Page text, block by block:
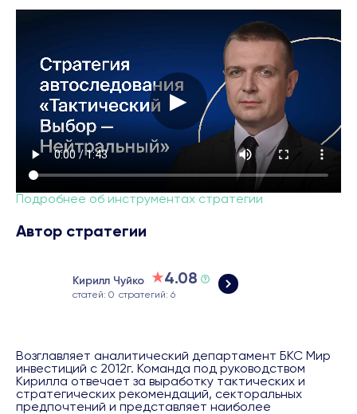
программам для электронных вычислительных машин, используемым для
оказания услуг по инвестиционному консультированию".
▶
Подробнее об инструментах стратегии
Автор стратегии
Кирилл Чуйко 4.08
статей: 0 стратегий: 6
Возглавляет аналитический департамент БКС Мир
инвестиций с 2012г. Команда под руководством
Кирилла отвечает за выработку тактических и
стратегических рекомендаций, секторальных
предпочтений и представляет наиболее